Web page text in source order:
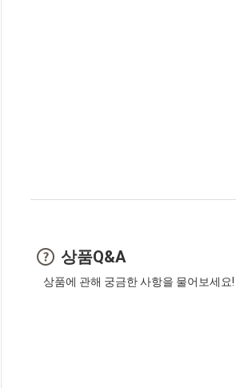
상품Q&A
상품에 관해 궁금한 사항을 물어보세요!